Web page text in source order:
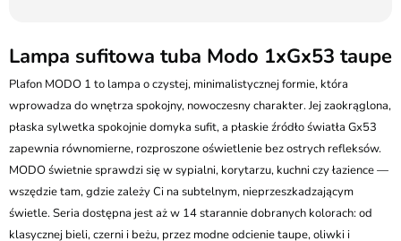
(od 1000 zł dla gabarytów, nie dotyczy produktów 3m)
Pobranie:
Poczta Polska Kurier 48H - 16 zł
Kurier GLS - 20 zł
Przesyłka Gabarytowa - 35 zł
Batalionów Chłopskich 12, 94-058 Łódź
506 336 320
kontakt@ledstyl.pl
Lampa sufitowa tuba Modo 1xGx53 taupe
Plafon MODO 1 to lampa o czystej, minimalistycznej formie, która
wprowadza do wnętrza spokojny, nowoczesny charakter. Jej zaokrąglona,
płaska sylwetka spokojnie domyka sufit, a płaskie źródło światła Gx53
zapewnia równomierne, rozproszone oświetlenie bez ostrych refleksów.
MODO świetnie sprawdzi się w sypialni, korytarzu, kuchni czy łazience —
wszędzie tam, gdzie zależy Ci na subtelnym, nieprzeszkadzającym
świetle. Seria dostępna jest aż w 14 starannie dobranych kolorach: od
klasycznej bieli, czerni i beżu, przez modne odcienie taupe, oliwki i